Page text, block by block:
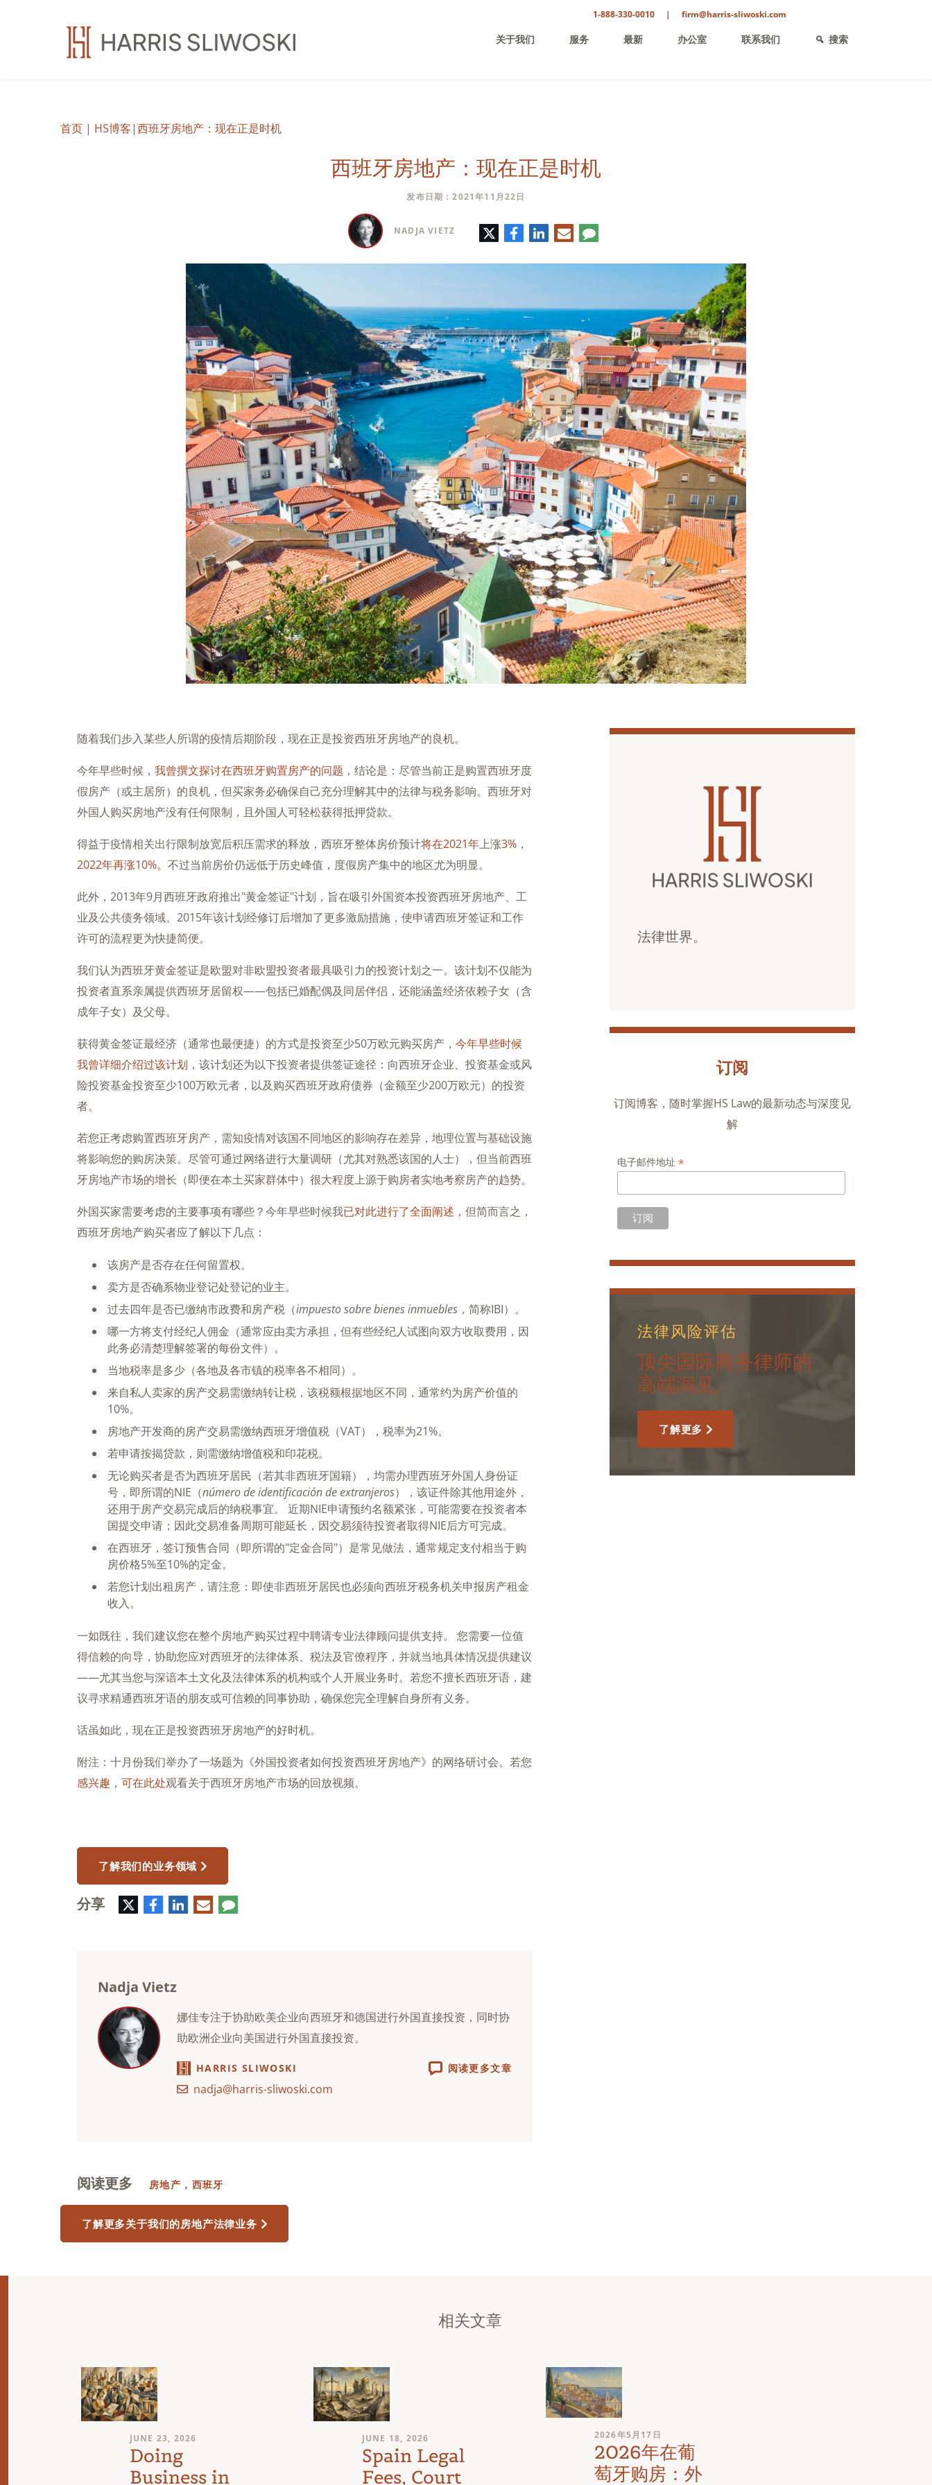
1-888-330-0010 | firm@harris-sliwoski.com
关于我们 服务 最新 办公室 联系我们 搜索
首页 | HS博客|西班牙房地产：现在正是时机
西班牙房地产：现在正是时机
发布日期：2021年11月22日
NADJA VIETZ 推
特
脸
书
领
英
电
子
件
评
论
随着我们步入某些人所谓的疫情后期阶段，现在正是投资西班牙房地产的良机。
今年早些时候 ，我曾撰文探讨在西班牙购置房产的问题 ，结论是：尽管当前正是购置西班牙度
假房产（或主居所）的良机，但买家务必确保自己充分理解其中的法律与税务影响。西班牙对
外国人购买房地产没有任何限制，且外国人可轻松获得抵押贷款。
得益于疫情相关出行限制放宽后积压需求的释放，西班牙整体房价预计将在2021年上涨3%，
2022年再涨10%。 不过当前房价仍远低于历史峰值 ， 度假房产集中的地区尤为明显。
此外，2013年9月西班牙政府推出"黄金签证"计划，旨在吸引外国资本投资西班牙房地产、工
业及公共债务领域。2015年该计划经修订后增加了更多激励措施，使申请西班牙签证和工作
许可的流程更为快捷简便。
我们认为西班牙黄金签证是欧盟对非欧盟投资者最具吸引力的投资计划之一。该计划不仅能为
投资者直系亲属提供西班牙居留权——包括已婚配偶及同居伴侣，还能涵盖经济依赖子女（含
成年子女）及父母。
获得黄金签证最经济（通常也最便捷）的方式是投资至少50万欧元购买房产， 今年早些时候
我曾详细介绍过该计划 ，该计划还为以下投资者提供签证途径：向西班牙企业、投资基金或风
险投资基金投资至少100万欧元者，以及购买西班牙政府债券（金额至少200万欧元）的投资
者。
若您正考虑购置西班牙房产，需知疫情对该国不同地区的影响存在差异，地理位置与基础设施
将影响您的购房决策。尽管可通过网络进行大量调研（尤其对熟悉该国的人士），但当前西班
牙房地产市场的增长（即便在本土买家群体中）很大程度上源于购房者实地考察房产的趋势。
外国买家需要考虑的主要事项有哪些？今年早些时候我已对此进行了全面阐述 ，但简而言之，
西班牙房地产购买者应了解以下几点：
该房产是否存在任何留置权。
卖方是否确系物业登记处登记的业主。
过去四年是否已缴纳市政费和房产税（impuesto sobre bienes inmuebles， 简称IBI）。
哪一方将支付经纪人佣金（通常应由卖方承担，但有些经纪人试图向双方收取费用，因
此务必清楚理解签署的每份文件）。
当地税率是多少（各地及各市镇的税率各不相同）。
来自私人卖家的房产交易需缴纳转让税，该税额根据地区不同，通常约为房产价值的
10%。
房地产开发商的房产交易需缴纳西班牙增值税（VAT），税率为21%。
若申请按揭贷款，则需缴纳增值税和印花税。
无论购买者是否为西班牙居民（若其非西班牙国籍），均需办理西班牙外国人身份证
号，即所谓的NIE（número de identificación de extranjeros），该证件除其他用途外，
还用于房产交易完成后的纳税事宜。 近期NIE申请预约名额紧张，可能需要在投资者本
国提交申请；因此交易准备周期可能延长，因交易须待投资者取得NIE后方可完成。
在西班牙，签订预售合同（即所谓的"定金合同"）是常见做法，通常规定支付相当于购
房价格5%至10%的定金。
若您计划出租房产，请注意：即使非西班牙居民也必须向西班牙税务机关申报房产租金
收入。
一如既往，我们建议您在整个房地产购买过程中聘请专业法律顾问提供支持。 您需要一位值
得信赖的向导，协助您应对西班牙的法律体系、税法及官僚程序，并就当地具体情况提供建议
——尤其当您与深谙本土文化及法律体系的机构或个人开展业务时。若您不擅长西班牙语，建
议寻求精通西班牙语的朋友或可信赖的同事协助，确保您完全理解自身所有义务。
话虽如此，现在正是投资西班牙房地产的好时机。
附注：十月份我们举办了一场题为《外国投资者如何投资西班牙房地产》的网络研讨会。若您
感兴趣，可在此处观看关于西班牙房地产市场的回放视频。
了解我们的业务领域
分享 推
特
脸
书
领
英
电
子
评
论
Nadja Vietz
娜佳专注于协助欧美企业向西班牙和德国进行外国直接投资，同时协
助欧洲企业向美国进行外国直接投资。
HARRIS SLIWOSKI 阅读更多文章
nadja@harris-sliwoski.com
阅读更多 房地产 ， 西班牙
法律世界。
订阅
订阅博客，随时掌握HS Law的最新动态与深度见
解
电子邮件地址 *
法律风险评估
顶尖国际商务律师的
高端洞见。
了解更多
了解更多关于我们的房地产法律业务
相关文章
JUNE 23, 2026
Doing
Business in
JUNE 18, 2026
Spain Legal
Fees, Court
2026年5月17日
2026年在葡
萄牙购房：外